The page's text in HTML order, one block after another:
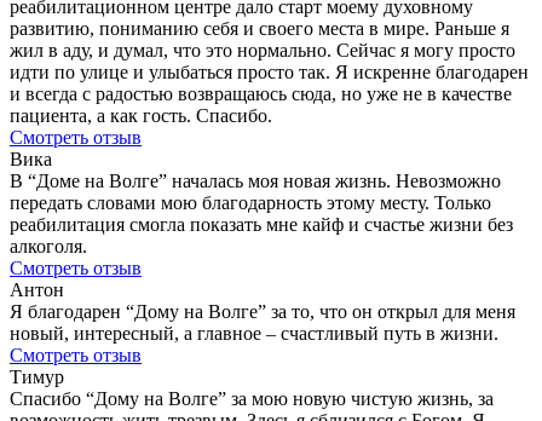
реабилитационном центре дало старт моему духовному
развитию, пониманию себя и своего места в мире. Раньше я
жил в аду, и думал, что это нормально. Сейчас я могу просто
идти по улице и улыбаться просто так. Я искренне благодарен
и всегда с радостью возвращаюсь сюда, но уже не в качестве
пациента, а как гость. Спасибо.
Смотреть отзыв
Вика
В “Доме на Волге” началась моя новая жизнь. Невозможно
передать словами мою благодарность этому месту. Только
реабилитация смогла показать мне кайф и счастье жизни без
алкоголя.
Смотреть отзыв
Антон
Я благодарен “Дому на Волге” за то, что он открыл для меня
новый, интересный, а главное – счастливый путь в жизни.
Смотреть отзыв
Тимур
Спасибо “Дому на Волге” за мою новую чистую жизнь, за